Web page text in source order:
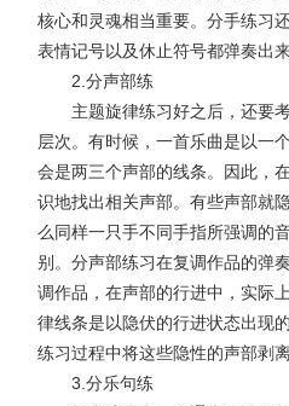
核心和灵魂相当重要。分手练习
表情记号以及休止符号都弹奏出来
2. 分声部练
主题旋律练习好之后，还要考
层次。有时候，一首乐曲是以一
会是两三个声部的线条。因此，
识地找出相关声部。有些声部就
么同样一只手不同手指所强调的
别。分声部练习在复调作品的弹
调作品，在声部的行进中，实际
律线条是以隐伏的行进状态出现
练习过程中将这些隐性的声部剥
3. 分乐句练